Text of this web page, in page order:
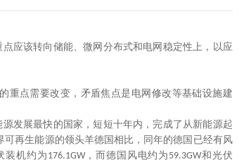
应该转向储能、微网分布式和电网稳定性上，以应
重点需要改变，矛盾焦点是电网修改等基础设施建
发展最快的国家，短短十年内，完成了从新能源起
可再生能源的领头羊德国相比，同年的德国已经有风
装机约为176.1GW，而德国风电约为 59.3GW和光伏